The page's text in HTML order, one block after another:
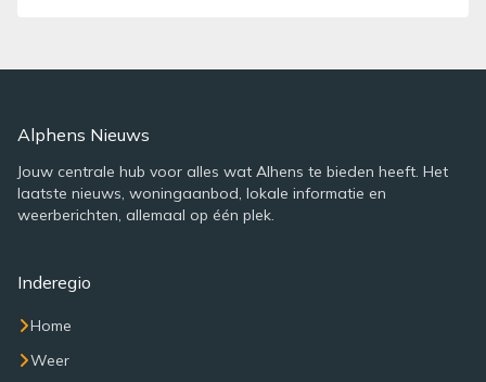
Alphens Nieuws
Jouw centrale hub voor alles wat Alhens te bieden heeft. Het
laatste nieuws, woningaanbod, lokale informatie en
weerberichten, allemaal op één plek.
Inderegio
Home
Weer